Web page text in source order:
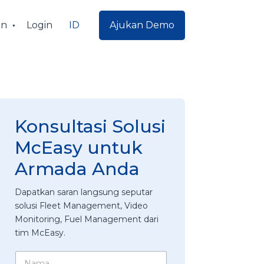
Login ID Ajukan Demo
Konsultasi Solusi
McEasy untuk
Armada Anda
Dapatkan saran langsung seputar
solusi Fleet Management, Video
Monitoring, Fuel Management dari
tim McEasy.
N